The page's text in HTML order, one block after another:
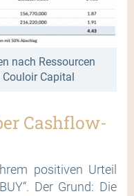
nach Ressourcen
Capital
Cashflow-
positiven Urteil
Der Grund: Die